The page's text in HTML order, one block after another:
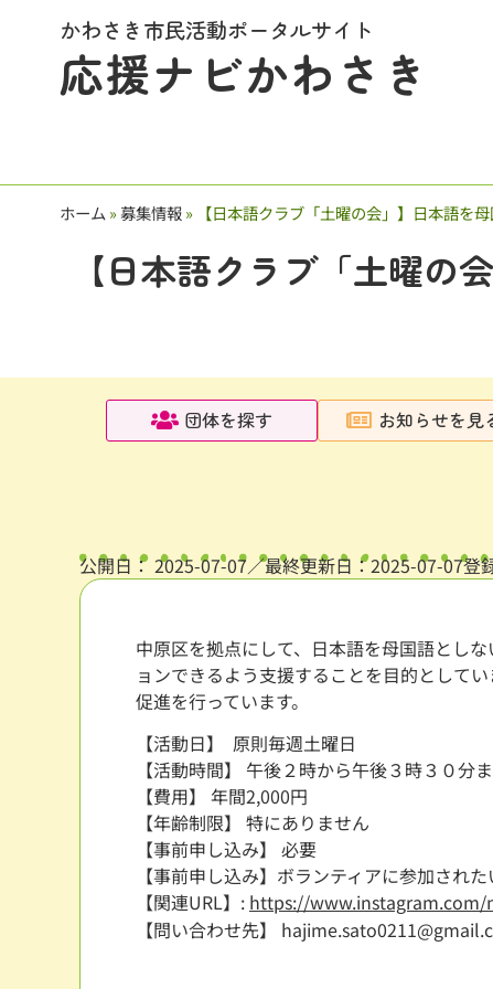
かわさき市民活動ポータルサイト
応援ナビかわさき
ホーム»募集情報» 【日本語クラブ「土曜の会」】日本語を
【日本語クラブ「土曜の
団体を探す お知らせを見
公開日： 2025-07-07／最終更新日：2025-07-07登
中原区を拠点にして、日本語を母国語とし
ョンできるよう支援することを目的として
促進を行っています。
【活動日】 原則毎週土曜日
【活動時間】 午後２時から午後３時３０分
【費用】 年間2,000円
【年齢制限】 特にありません
【事前申し込み】 必要
【事前申し込み】ボランティアに参加され
【関連URL】: https://
【問い合わせ先】